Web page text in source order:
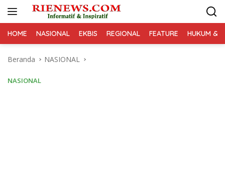
HOME NASIONAL EKBIS REGIONAL FEATURE HUKUM &
Beranda NASIONAL
NASIONAL